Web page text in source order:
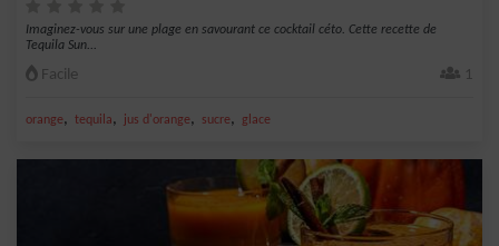
Imaginez-vous sur une plage en savourant ce cocktail céto. Cette recette de
Tequila Sun...
Facile 1
orange, tequila, jus d'orange, sucre, glace